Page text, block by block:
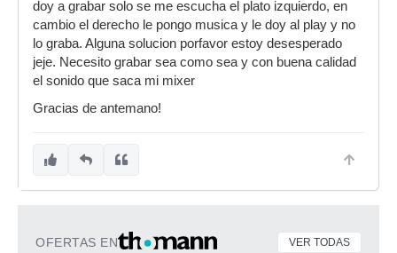
doy a grabar solo se me escucha el plato izquierdo, en
cambio el derecho le pongo musica y le doy al play y no
lo graba. Alguna solucion porfavor estoy desesperado
jeje. Necesito grabar sea como sea y con buena calidad
el sonido que saca mi mixer
Gracias de antemano!
OFERTAS EN VER TODAS